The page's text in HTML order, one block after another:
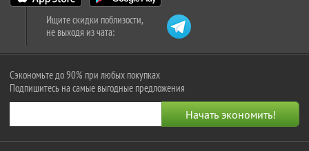
Ищите скидки поблизости,
не выходя из чата:
Сэкономьте до 90% при любых покупках
Подпишитесь на самые выгодные предложения